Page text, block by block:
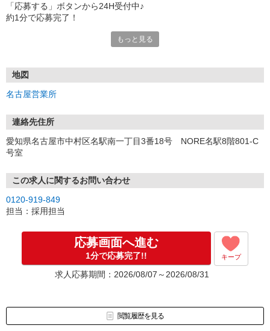
「応募する」ボタンから24H受付中♪
約1分で応募完了！
①応募から3営業日を目安に、メールorお電話でご連絡します。
★スマホでWEB面接（LINEなど）・出張面接・事務所面接と選べま
す
③面接実施（履歴書不要）
④勤務開始（スタート日は応相談）
お気軽にご応募ください♪
もっと見る
地図
名古屋営業所
連絡先住所
愛知県名古屋市中村区名駅南一丁目3番18号 NORE名駅8階801-C
号室
この求人に関するお問い合わせ
0120-919-849
担当：採用担当
応募画面へ進む
1分で応募完了!! キープ
求人応募期間：2026/08/07～2026/08/31
閲覧履歴を見る